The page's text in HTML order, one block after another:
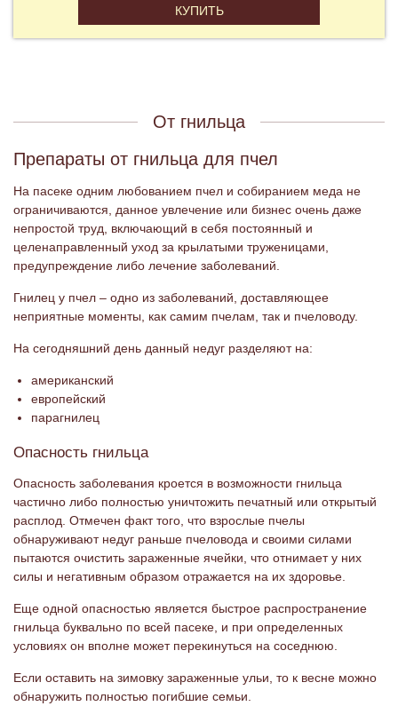
КУПИТЬ
От гнильца
Препараты от гнильца для пчел
На пасеке одним любованием пчел и собиранием меда не
ограничиваются, данное увлечение или бизнес очень даже
непростой труд, включающий в себя постоянный и
целенаправленный уход за крылатыми труженицами,
предупреждение либо лечение заболеваний.
Гнилец у пчел – одно из заболеваний, доставляющее
неприятные моменты, как самим пчелам, так и пчеловоду.
На сегодняшний день данный недуг разделяют на:
американский
европейский
парагнилец
Опасность гнильца
Опасность заболевания кроется в возможности гнильца
частично либо полностью уничтожить печатный или открытый
расплод. Отмечен факт того, что взрослые пчелы
обнаруживают недуг раньше пчеловода и своими силами
пытаются очистить зараженные ячейки, что отнимает у них
силы и негативным образом отражается на их здоровье.
Еще одной опасностью является быстрое распространение
гнильца буквально по всей пасеке, и при определенных
условиях он вполне может перекинуться на соседнюю.
Если оставить на зимовку зараженные ульи, то к весне можно
обнаружить полностью погибшие семьи.